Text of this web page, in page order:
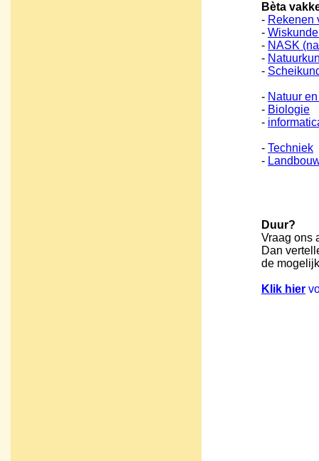
Bèta
- Rekenen
-
- NASK
-
-
- Natuur
- Biologie
-
- Techniek
-
Duur?
Vraag ons
Dan
de
Klik hier